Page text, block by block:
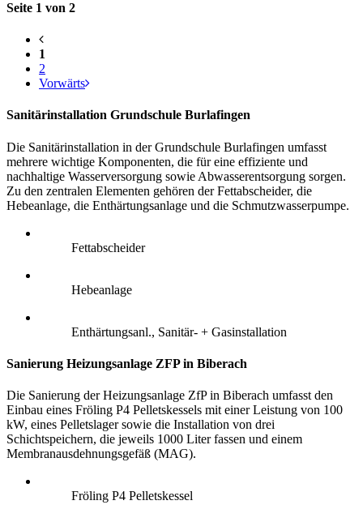
Seite 1 von 2
1
2
Vorwärts
Sanitärinstallation Grundschule Burlafingen
Die Sanitärinstallation in der Grundschule Burlafingen umfasst
mehrere wichtige Komponenten, die für eine effiziente und
nachhaltige Wasserversorgung sowie Abwasserentsorgung sorgen.
Zu den zentralen Elementen gehören der Fettabscheider, die
Hebeanlage, die Enthärtungsanlage und die Schmutzwasserpumpe.
Fettabscheider
Hebeanlage
Enthärtungsanl., Sanitär- + Gasinstallation
Sanierung Heizungsanlage ZFP in Biberach
Die Sanierung der Heizungsanlage ZfP in Biberach umfasst den
Einbau eines Fröling P4 Pelletskessels mit einer Leistung von 100
kW, eines Pelletslager sowie die Installation von drei
Schichtspeichern, die jeweils 1000 Liter fassen und einem
Membranausdehnungsgefäß (MAG).
Fröling P4 Pelletskessel